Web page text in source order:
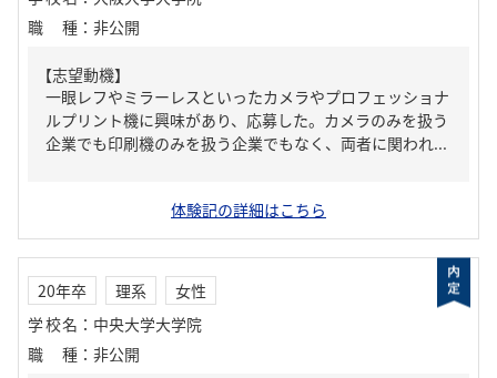
職種 ： 非公開
【志望動機】
一眼レフやミラーレスといったカメラやプロフェッショナ
ルプリント機に興味があり、応募した。カメラのみを扱う
企業でも印刷機のみを扱う企業でもなく、両者に関われ...
体験記の詳細はこちら
20年卒 理系
女性
学校名 ： 中央大学大学院
職種 ： 非公開